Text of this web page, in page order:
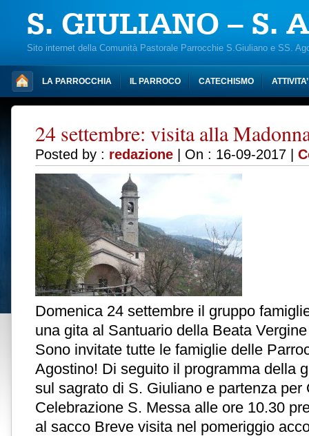
S. GIULIANO – S.
Sito internet della Comunità Pastorale Parrocchie S.Giuliano e SS.
LA PARROCCHIA IL PARROCO CATECHISMO
24 settembre: visita alla
Posted by : redazione | On : 16-09-2017 |
Domenica 24 settembre il gruppo
una gita al Santuario della Beata
Sono invitate tutte le famiglie delle
Agostino! Di seguito il programma della
sul sagrato di S. Giuliano e partenza per
Celebrazione S. Messa alle ore 10.30
al sacco Breve visita nel pomeriggio